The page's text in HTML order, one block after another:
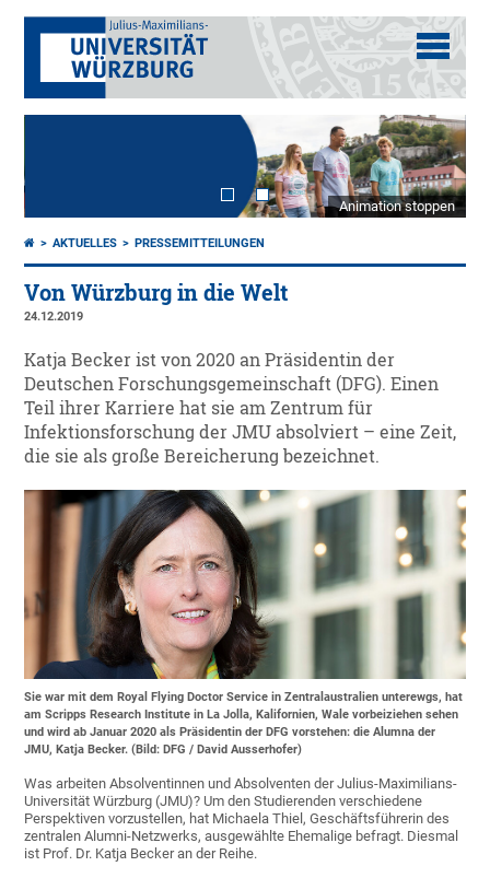
Animation stoppen
AKTUELLES PRESSEMITTEILUNGEN
Von Würzburg in die Welt
24.12.2019
Katja Becker ist von 2020 an Präsidentin der
Deutschen Forschungsgemeinschaft (DFG). Einen
Teil ihrer Karriere hat sie am Zentrum für
Infektionsforschung der JMU absolviert – eine Zeit,
die sie als große Bereicherung bezeichnet.
Sie war mit dem Royal Flying Doctor Service in Zentralaustralien unterewgs, hat
am Scripps Research Institute in La Jolla, Kalifornien, Wale vorbeiziehen sehen
und wird ab Januar 2020 als Präsidentin der DFG vorstehen: die Alumna der
JMU, Katja Becker. (Bild: DFG / David Ausserhofer)
Was arbeiten Absolventinnen und Absolventen der Julius-Maximilians-
Universität Würzburg (JMU)? Um den Studierenden verschiedene
Perspektiven vorzustellen, hat Michaela Thiel, Geschäftsführerin des
zentralen Alumni-Netzwerks, ausgewählte Ehemalige befragt. Diesmal
ist Prof. Dr. Katja Becker an der Reihe.